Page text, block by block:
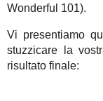
Wonderful 101).
Vi presentiamo
stuzzicare la
risultato finale: